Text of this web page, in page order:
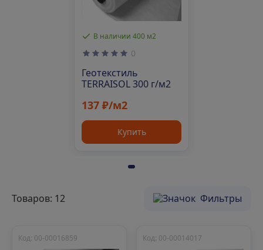
В наличии 400 м2
0
Геотекстиль
TERRAISOL 300 г/м2
137 ₽/м2
Купить
Товаров: 12 Фильтры
Код: 00-00016859 Код: 00-00014017